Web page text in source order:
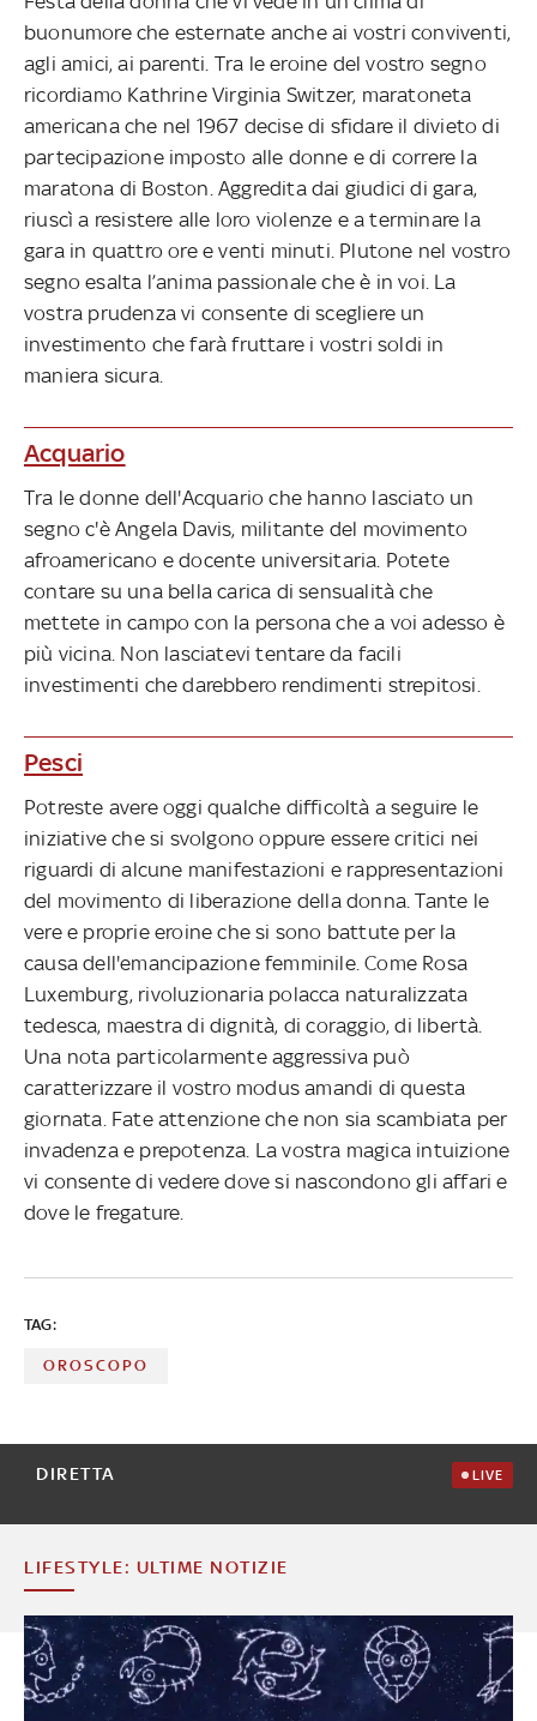
buonumore che esternate anche ai vostri conviventi,
agli amici, ai parenti. Tra le eroine del vostro segno
ricordiamo Kathrine Virginia Switzer, maratoneta
americana che nel 1967 decise di sfidare il divieto di
partecipazione imposto alle donne e di correre la
maratona di Boston. Aggredita dai giudici di gara,
riuscì a resistere alle loro violenze e a terminare la
gara in quattro ore e venti minuti. Plutone nel vostro
segno esalta l’anima passionale che è in voi. La
vostra prudenza vi consente di scegliere un
investimento che farà fruttare i vostri soldi in
maniera sicura.
Acquario
Tra le donne dell'Acquario che hanno lasciato un
segno c'è Angela Davis, militante del movimento
afroamericano e docente universitaria. Potete
contare su una bella carica di sensualità che
mettete in campo con la persona che a voi adesso è
più vicina. Non lasciatevi tentare da facili
investimenti che darebbero rendimenti strepitosi.
Pesci
Potreste avere oggi qualche difficoltà a seguire le
iniziative che si svolgono oppure essere critici nei
riguardi di alcune manifestazioni e rappresentazioni
del movimento di liberazione della donna. Tante le
vere e proprie eroine che si sono battute per la
causa dell'emancipazione femminile. Come Rosa
Luxemburg, rivoluzionaria polacca naturalizzata
tedesca, maestra di dignità, di coraggio, di libertà.
Una nota particolarmente aggressiva può
caratterizzare il vostro modus amandi di questa
giornata. Fate attenzione che non sia scambiata per
invadenza e prepotenza. La vostra magica intuizione
vi consente di vedere dove si nascondono gli affari e
dove le fregature.
TAG:
OROSCOPO
DIRETTA LIVE
LIFESTYLE: ULTIME NOTIZIE